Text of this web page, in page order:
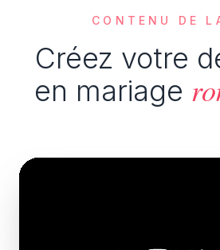
CONTENU DE
Créez votre
en mariage